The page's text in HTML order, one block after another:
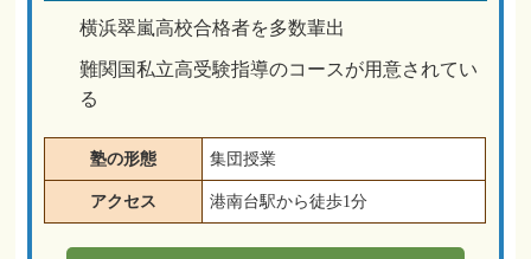
横浜翠嵐高校合格者を多数輩出
難関国私立高受験指導のコースが用意されてい
る
塾の形態 集団授業
アクセス 港南台駅から徒歩1分